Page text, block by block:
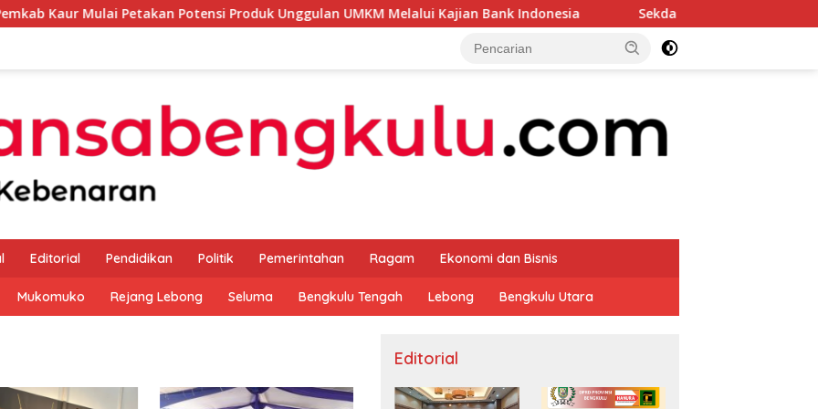
Petakan Potensi Produk Unggulan UMKM Melalui Kajian Bank Indonesia Sekda Apresiasi Inspektorat Provinsi
Editorial Pendidikan Politik Pemerintahan Ragam Ekonomi dan Bisnis
Mukomuko Rejang Lebong Seluma Bengkulu Tengah Lebong Bengkulu Utara
Editorial